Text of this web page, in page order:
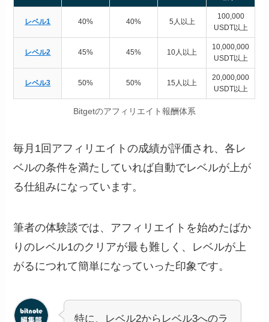
レベル1 40% 40% 5人以上
100,000
USDT以上
レベル2 45% 45% 10人以上
10,000,000
USDT以上
レベル3 50% 50% 15人以上
20,000,000
USDT以上
Bitgetのアフィリエイト報酬体系
毎月1回アフィリエイトの成績が評価され、各レ
ベルの条件を満たしていれば自動でレベルが上が
る仕組みになっています。
筆者の体験談では、アフィリエイトを始めたばか
りのレベル1のクリアが最も難しく、レベルが上
がるにつれて簡単になっていった印象です。
特に、レベル2からレベル3へのラ